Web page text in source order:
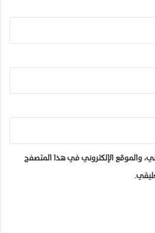
والموقع الإلكتروني في هذا المتصفح